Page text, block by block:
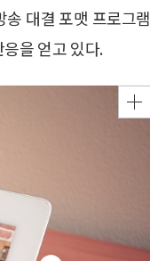
대결 포맷 프로그램
을 얻고 있다.